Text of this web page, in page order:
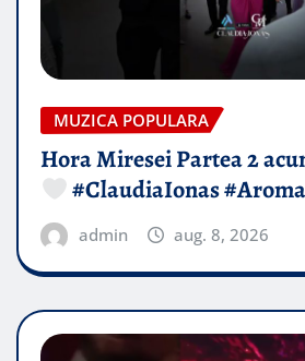
MUZICA POPULARA
Hora Miresei Partea 2
#ClaudiaIonas
admin aug. 8, 2026